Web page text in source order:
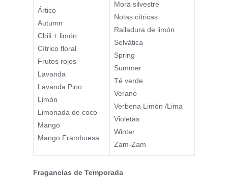
Ártico
Autumn
Chili + limón
Cítrico floral
Frutos rojos
Lavanda
Lavanda Pino
Limón
Limonada de coco
Mango
Mango Frambuesa
Mora silvestre
Notas cítricas
Ralladura de limón
Selvática
Spring
Summer
Té verde
Verano
Verbena Limón /Lima
Violetas
Winter
Zam-Zam
Fragancias de Temporada